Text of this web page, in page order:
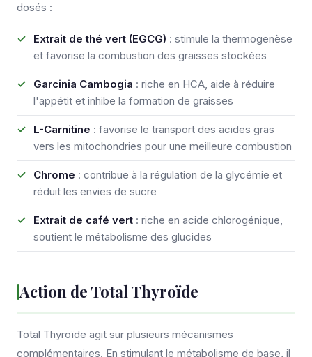
dosés :
Extrait de thé vert (EGCG) : stimule la thermogenèse
et favorise la combustion des graisses stockées
Garcinia Cambogia : riche en HCA, aide à réduire
l'appétit et inhibe la formation de graisses
L-Carnitine : favorise le transport des acides gras
vers les mitochondries pour une meilleure combustion
Chrome : contribue à la régulation de la glycémie et
réduit les envies de sucre
Extrait de café vert : riche en acide chlorogénique,
soutient le métabolisme des glucides
Action de Total Thyroïde
Total Thyroïde agit sur plusieurs mécanismes
complémentaires. En stimulant le métabolisme de base, il